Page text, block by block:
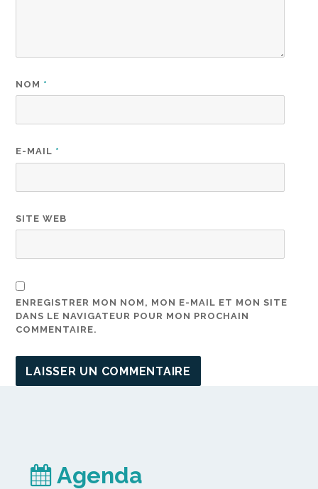
NOM *
E-MAIL *
SITE WEB
ENREGISTRER MON NOM, MON E-MAIL ET MON SITE
DANS LE NAVIGATEUR POUR MON PROCHAIN
COMMENTAIRE.
Agenda